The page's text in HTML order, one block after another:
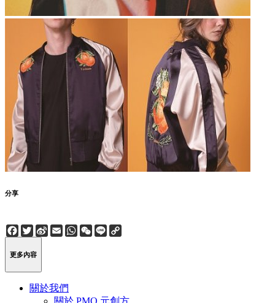
分享
Facebook
Twitter
Sina
Weibo
EmailWhatsApp
WeChat
Line
更多內容
關於我們